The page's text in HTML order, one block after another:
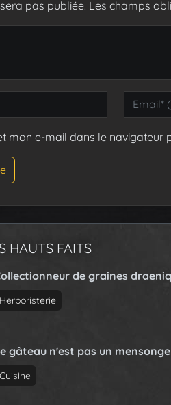
pas publiée. Les champs
mon e-mail dans le navigateur
HAUTS FAITS
de graines
Herboristerie
gâteau n'est pas un mensonge
Cuisine